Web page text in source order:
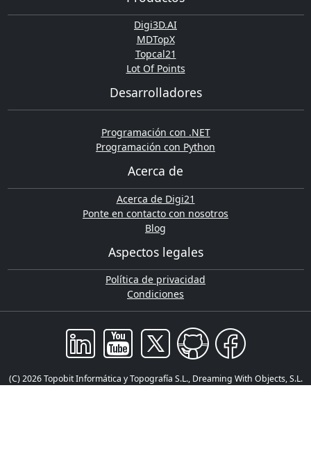
Digi3D.AI
MDTopX
Topcal21
Lot Of Points
Desarrolladores
Programación con .NET
Programación con Python
Acerca de
Acerca de Digi21
Ponte en contacto con nosotros
Blog
Aspectos legales
Política de privacidad
Condiciones
(C) 2026 Topobit Informática y Topografía S.L., Dreaming With Objects, S.L.